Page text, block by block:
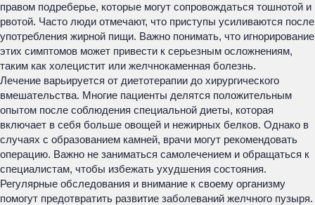
правом подреберье, которые могут сопровождаться тошнотой и
рвотой. Часто люди отмечают, что приступы усиливаются после
употребления жирной пищи. Важно понимать, что игнорирование
этих симптомов может привести к серьезным осложнениям,
таким как холецистит или желчнокаменная болезнь.
Лечение варьируется от диетотерапии до хирургического
вмешательства. Многие пациенты делятся положительным
опытом после соблюдения специальной диеты, которая
включает в себя больше овощей и нежирных белков. Однако в
случаях с образованием камней, врачи могут рекомендовать
операцию. Важно не заниматься самолечением и обращаться к
специалистам, чтобы избежать ухудшения состояния.
Регулярные обследования и внимание к своему организму
помогут предотвратить развитие заболеваний желчного пузыря.